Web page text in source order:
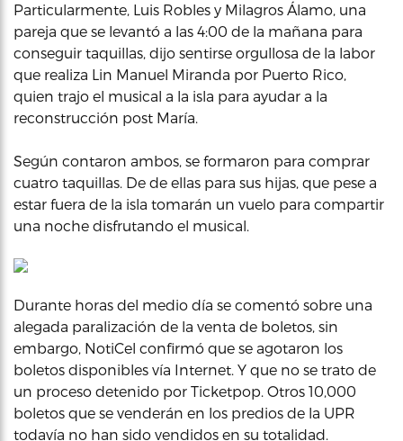
Particularmente, Luis Robles y Milagros Álamo, una
pareja que se levantó a las 4:00 de la mañana para
conseguir taquillas, dijo sentirse orgullosa de la labor
que realiza Lin Manuel Miranda por Puerto Rico,
quien trajo el musical a la isla para ayudar a la
reconstrucción post María.
Según contaron ambos, se formaron para comprar
cuatro taquillas. De de ellas para sus hijas, que pese a
estar fuera de la isla tomarán un vuelo para compartir
una noche disfrutando el musical.
Durante horas del medio día se comentó sobre una
alegada paralización de la venta de boletos, sin
embargo, NotiCel confirmó que se agotaron los
boletos disponibles vía Internet. Y que no se trato de
un proceso detenido por Ticketpop. Otros 10,000
boletos que se venderán en los predios de la UPR
todavía no han sido vendidos en su totalidad.